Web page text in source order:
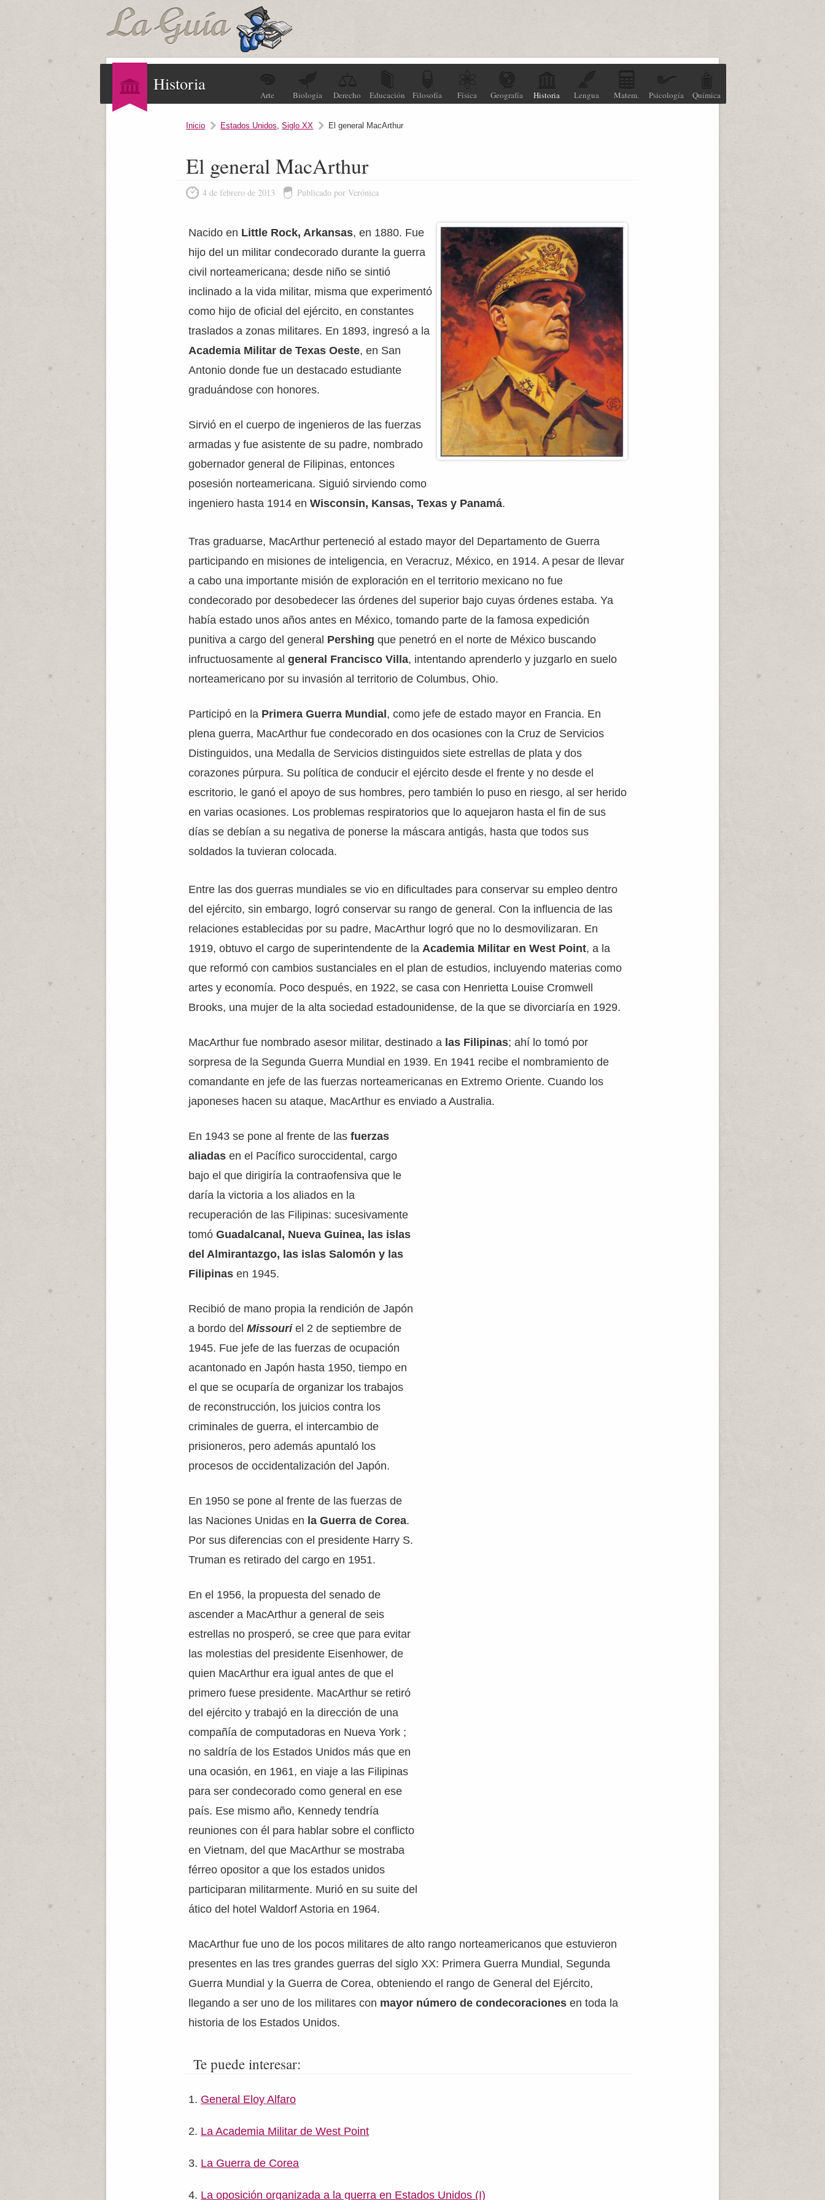
Historia
Arte Biología Derecho Educación Filosofía Física Geografía Historia Lengua Matem. Psicología Química
Inicio Estados Unidos,Siglo XX El general MacArthur
El general MacArthur
4 de febrero de 2013 Publicado por Verónica
Nacido en Little Rock, Arkansas, en 1880. Fue
hijo del un militar condecorado durante la guerra
civil norteamericana; desde niño se sintió
inclinado a la vida militar, misma que experimentó
como hijo de oficial del ejército, en constantes
traslados a zonas militares. En 1893, ingresó a la
Academia Militar de Texas Oeste, en San
Antonio donde fue un destacado estudiante
graduándose con honores.
Sirvió en el cuerpo de ingenieros de las fuerzas
armadas y fue asistente de su padre, nombrado
gobernador general de Filipinas, entonces
posesión norteamericana. Siguió sirviendo como
ingeniero hasta 1914 enWisconsin, Kansas, Texas y Panamá.
Tras graduarse, MacArthur perteneció al estado mayor del Departamento de Guerra
participando en misiones de inteligencia, en Veracruz, México, en 1914. A pesar de llevar
a cabo una importante misión de exploración en el territorio mexicano no fue
condecorado por desobedecer las órdenes del superior bajo cuyas órdenes estaba. Ya
había estado unos años antes en México, tomando parte de la famosa expedición
punitiva a cargo del general Pershing que penetró en el norte de México buscando
infructuosamente algeneral Francisco Villa, intentando aprenderlo y juzgarlo en suelo
norteamericano por su invasión al territorio de Columbus, Ohio.
Participó en la Primera Guerra Mundial , como jefe de estado mayor en Francia. En
plena guerra, MacArthur fue condecorado en dos ocasiones con la Cruz de Servicios
Distinguidos, una Medalla de Servicios distinguidos siete estrellas de plata y dos
corazones púrpura. Su política de conducir el ejército desde el frente y no desde el
escritorio, le ganó el apoyo de sus hombres, pero también lo puso en riesgo, al ser herido
en varias ocasiones. Los problemas respiratorios que lo aquejaron hasta el fin de sus
días se debían a su negativa de ponerse la máscara antigás, hasta que todos sus
soldados la tuvieran colocada.
Entre las dos guerras mundiales se vio en dificultades para conservar su empleo dentro
del ejército, sin embargo, logró conservar su rango de general. Con la influencia de las
relaciones establecidas por su padre, MacArthur logró que no lo desmovilizaran. En
1919, obtuvo el cargo de superintendente de laAcademia Militar en West Point, a la
que reformó con cambios sustanciales en el plan de estudios, incluyendo materias como
artes y economía. Poco después, en 1922, se casa con Henrietta Louise Cromwell
Brooks, una mujer de la alta sociedad estadounidense, de la que se divorciaría en 1929.
MacArthur fue nombrado asesor militar, destinado a las Filipinas; ahí lo tomó por
sorpresa de la Segunda Guerra Mundial en 1939. En 1941 recibe el nombramiento de
comandante en jefe de las fuerzas norteamericanas en Extremo Oriente. Cuando los
japoneses hacen su ataque, MacArthur es enviado a Australia.
En 1943 se pone al frente de lasfuerzas
aliadasen el Pacífico suroccidental, cargo
bajo el que dirigiría la contraofensiva que le
daría la victoria a los aliados en la
recuperación de las Filipinas: sucesivamente
tomóGuadalcanal, Nueva Guinea, las islas
del Almirantazgo, las islas Salomón y las
Filipinasen 1945.
Recibió de mano propia la rendición de Japón
a bordo delMissouriel 2 de septiembre de
1945. Fue jefe de las fuerzas de ocupación
acantonado en Japón hasta 1950, tiempo en
el que se ocuparía de organizar los trabajos
de reconstrucción, los juicios contra los
criminales de guerra, el intercambio de
prisioneros, pero además apuntaló los
procesos de occidentalización del Japón.
En 1950 se pone al frente de las fuerzas de
las Naciones Unidas en la Guerra de Corea.
Por sus diferencias con el presidente Harry S.
Truman es retirado del cargo en 1951.
En el 1956, la propuesta del senado de
ascender a MacArthur a general de seis
estrellas no prosperó, se cree que para evitar
las molestias del presidente Eisenhower, de
quien MacArthur era igual antes de que el
primero fuese presidente. MacArthur se retiró
del ejército y trabajó en la dirección de una
compañía de computadoras en Nueva York ;
no saldría de los Estados Unidos más que en
una ocasión, en 1961, en viaje a las Filipinas
para ser condecorado como general en ese
país. Ese mismo año, Kennedy tendría
reuniones con él para hablar sobre el conflicto
en Vietnam, del que MacArthur se mostraba
férreo opositor a que los estados unidos
participaran militarmente. Murió en su suite del
ático del hotel Waldorf Astoria en 1964.
MacArthur fue uno de los pocos militares de alto rango norteamericanos que estuvieron
presentes en las tres grandes guerras del siglo XX: Primera Guerra Mundial, Segunda
Guerra Mundial y la Guerra de Corea, obteniendo el rango de General del Ejército,
llegando a ser uno de los militares con mayor número de condecoracionesen toda la
historia de los Estados Unidos.
Te puede interesar:
General Eloy Alfaro
La Academia Militar de West Point
La Guerra de Corea
La oposición organizada a la guerra en Estados Unidos (I)